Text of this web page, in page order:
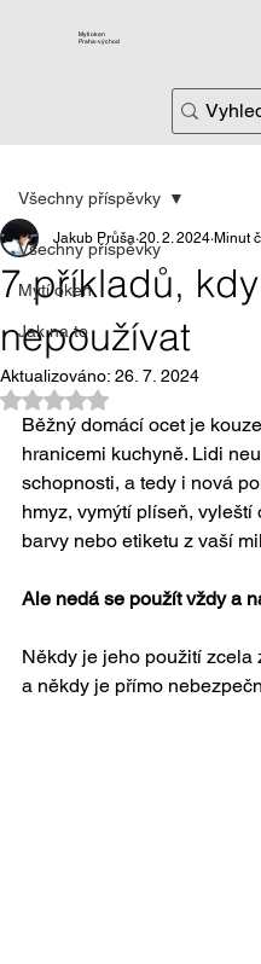
Mytí oken
Praha-východ
Všechny příspěvky
Mytí oken
Jak na to
Všechny příspěvky
7 příkladů,
nepoužívat
Jakub Průša 20. 2. 2024 Minut
Aktualizováno: 26. 7. 2024
Hodnoceno NaN z 5
Běžný domácí ocet je
hranicemi kuchyně. Lidi
schopnosti, a tedy i nová
hmyz, vymýtí plíseň,
barvy nebo etiketu z vaší
Ale nedá se použít vždy a
Někdy je jeho použití
a někdy je přímo